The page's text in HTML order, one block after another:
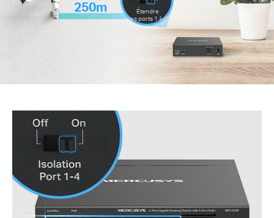
250m
Étendre
les ports 1 à 4